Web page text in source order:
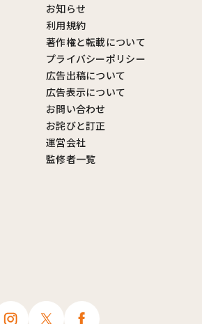
お知らせ
利用規約
著作権と転載について
プライバシーポリシー
広告出稿について
広告表示について
お問い合わせ
お詫びと訂正
運営会社
監修者一覧